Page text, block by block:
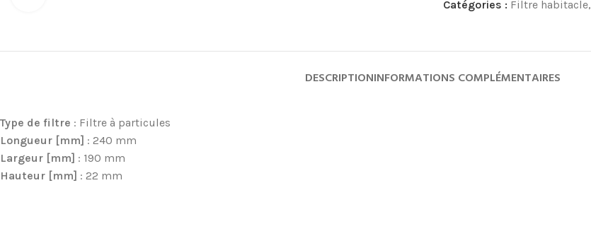
Catégories : Filtre habitacle,
DESCRIPTIONINFORMATIONS COMPLÉMENTAIRES
Type de filtre : Filtre à particules
Longueur [mm] : 240 mm
Largeur [mm] : 190 mm
Hauteur [mm] : 22 mm